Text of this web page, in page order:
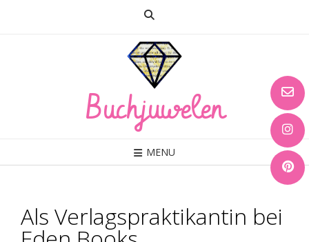
Buchjuwelen
MENU
Als Verlagspraktikantin bei